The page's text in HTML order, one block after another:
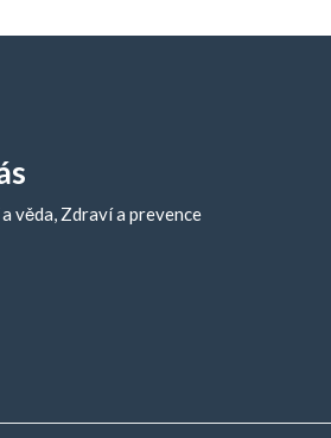
věda, Zdraví a prevence